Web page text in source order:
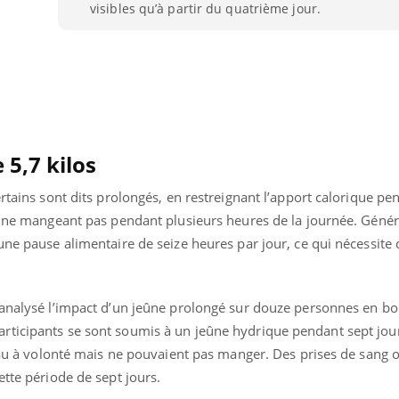
visibles qu’à partir du quatrième jour.
5,7 kilos
sont dits prolongés, en restreignant l’apport calorique
mangeant pas pendant plusieurs heures de la journée.
pause alimentaire de seize heures par jour, ce qui nécessite
l’impact d’un jeûne prolongé sur douze personnes en
se sont soumis à un jeûne hydrique pendant sept
à volonté mais ne pouvaient pas manger. Des prises de sang
période de sept jours.
& Ramadan 2026 Youtube
approche, et, pour de
personnes atteintes de
c'est une période de questions, de
Youtube
Un « jumeau
faciliter l’accès à la
préventiveYoutube